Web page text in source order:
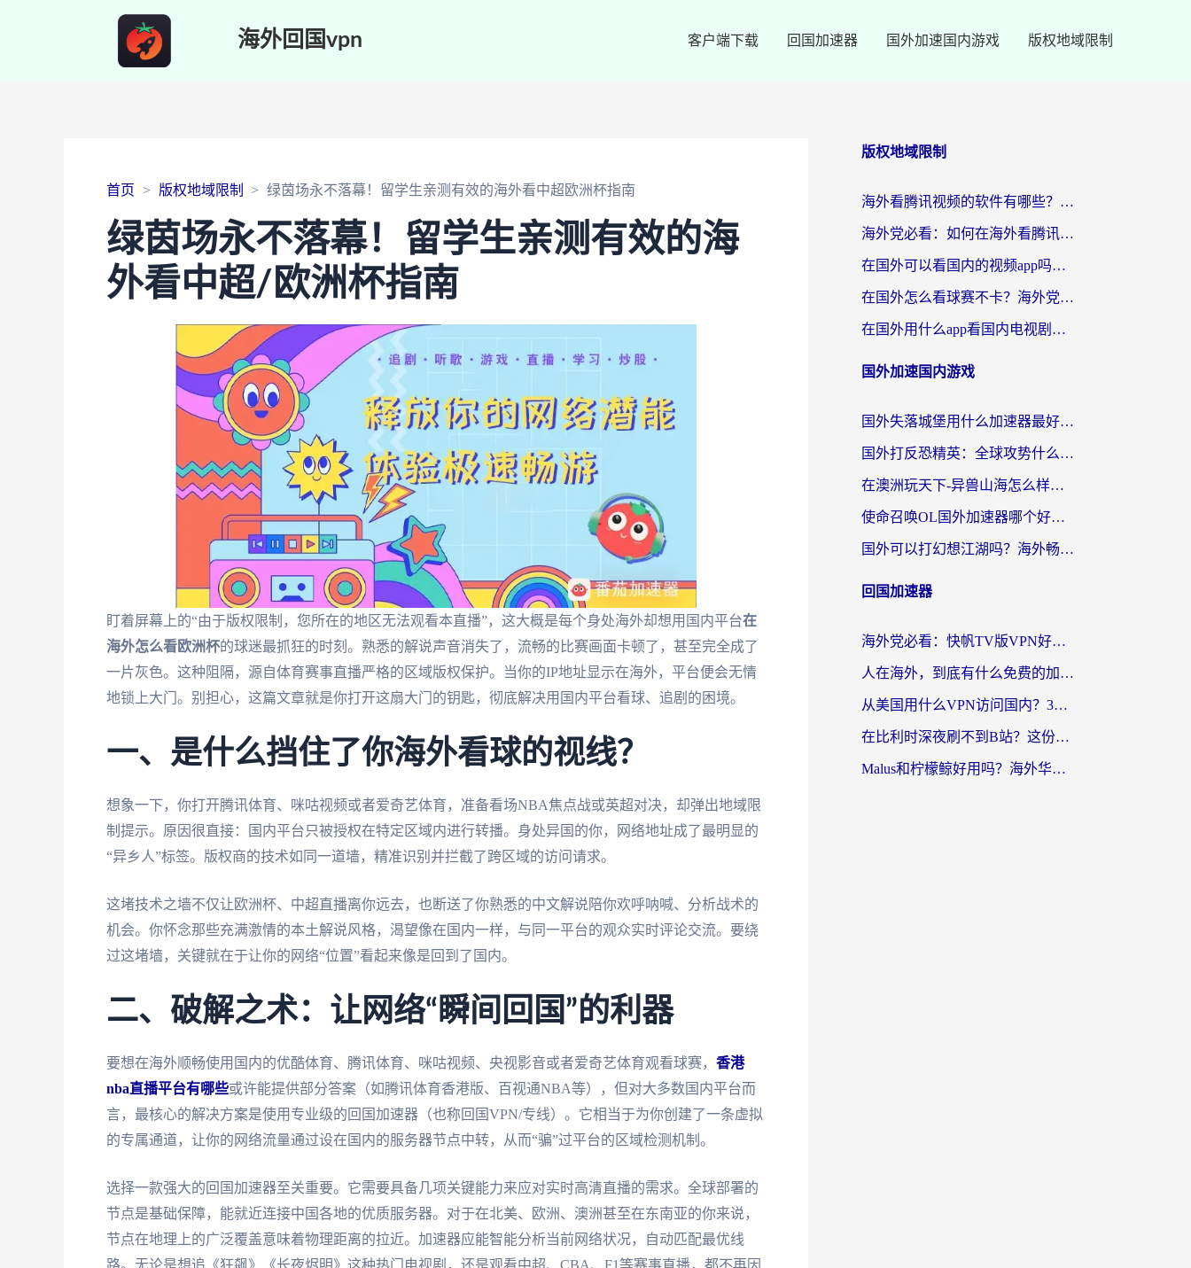
海外回国vpn 客户端下载 回国加速器 国外加速国内游戏 版权地域限制
首页 版权地域限制 绿茵场永不落幕！留学生亲测有效的海外看中超欧洲杯指南
绿茵场永不落幕！留学生亲测有效的海
外看中超/欧洲杯指南
盯着屏幕上的“由于版权限制，您所在的地区无法观看本直播”，这大概是每个身处海外却想用国内平台在
海外怎么看欧洲杯的球迷最抓狂的时刻。熟悉的解说声音消失了，流畅的比赛画面卡顿了，甚至完全成了
一片灰色。这种阻隔，源自体育赛事直播严格的区域版权保护。当你的IP地址显示在海外，平台便会无情
地锁上大门。别担心，这篇文章就是你打开这扇大门的钥匙，彻底解决用国内平台看球、追剧的困境。
一、是什么挡住了你海外看球的视线？
想象一下，你打开腾讯体育、咪咕视频或者爱奇艺体育，准备看场NBA焦点战或英超对决，却弹出地域限
制提示。原因很直接：国内平台只被授权在特定区域内进行转播。身处异国的你，网络地址成了最明显的
“异乡人”标签。版权商的技术如同一道墙，精准识别并拦截了跨区域的访问请求。
这堵技术之墙不仅让欧洲杯、中超直播离你远去，也断送了你熟悉的中文解说陪你欢呼呐喊、分析战术的
机会。你怀念那些充满激情的本土解说风格，渴望像在国内一样，与同一平台的观众实时评论交流。要绕
过这堵墙，关键就在于让你的网络“位置”看起来像是回到了国内。
二、破解之术：让网络“瞬间回国”的利器
要想在海外顺畅使用国内的优酷体育、腾讯体育、咪咕视频、央视影音或者爱奇艺体育观看球赛， 香港
nba直播平台有哪些或许能提供部分答案（如腾讯体育香港版、百视通NBA等），但对大多数国内平台而
言，最核心的解决方案是使用专业级的回国加速器（也称回国VPN/专线）。它相当于为你创建了一条虚拟
的专属通道，让你的网络流量通过设在国内的服务器节点中转，从而“骗”过平台的区域检测机制。
选择一款强大的回国加速器至关重要。它需要具备几项关键能力来应对实时高清直播的需求。全球部署的
节点是基础保障，能就近连接中国各地的优质服务器。对于在北美、欧洲、澳洲甚至在东南亚的你来说，
节点在地理上的广泛覆盖意味着物理距离的拉近。加速器应能智能分析当前网络状况，自动匹配最优线
版权地域限制
海外看腾讯视频的软件有哪些？2026实测有效，留学生都在用的回国加速器指南
海外党必看：如何在海外看腾讯体育？解决赛事直播地区限制的终极指南
在国外可以看国内的视频app吗知乎？海外党亲测有效的追剧加速方案
在国外怎么看球赛不卡？海外党专属体育直播自由指南
在国外用什么app看国内电视剧？3步解决版权限制+卡顿难题
国外加速国内游戏
国外失落城堡用什么加速器最好？一份来自老玩家的真实指南
国外打反恐精英：全球攻势什么加速器好用？2026海外玩家国服游戏加速终极指南
在澳洲玩天下-异兽山海怎么样才能不卡？一份给南半球玩家的自救指南
使命召唤OL国外加速器哪个好用？海外玩家亲测的国服游戏加速终极指南
国外可以打幻想江湖吗？海外畅玩国服游戏的终极指南
回国加速器
海外党必看：快帆TV版VPN好用吗？和Easyback VPN对比哪个回国效果更好？附2026真实测评
人在海外，到底有什么免费的加速器能让我安心追剧打游戏？
从美国用什么VPN访问国内？3年海外党亲测：选对工具才能无缝刷B站、看腾讯视频
在比利时深夜刷不到B站？这份回国加速器避坑指南请收好
Malus和柠檬鲸好用吗？海外华人亲测：回国加速器怎么选才不踩坑？